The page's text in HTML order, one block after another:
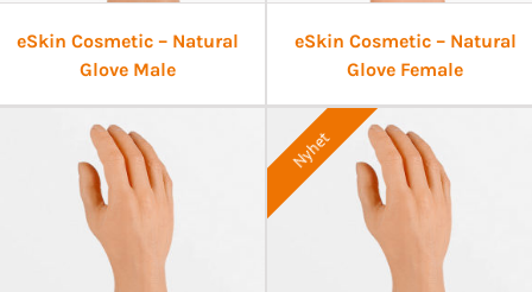
eSkin Cosmetic – Natural
Glove Male
eSkin Cosmetic – Natural
Glove Female
Nyhet